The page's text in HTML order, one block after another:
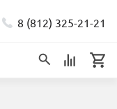
8 (812) 325-21-21